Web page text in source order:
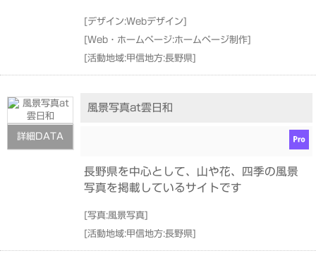
[デザイン:Webデザイン]
[Web・ホームページ:ホームページ制作]
[活動地域:甲信地方:長野県]
詳細DATA
風景写真at雲日和
長野県を中心として、山や花、四季の風景
写真を掲載しているサイトです
[写真:風景写真]
[活動地域:甲信地方:長野県]